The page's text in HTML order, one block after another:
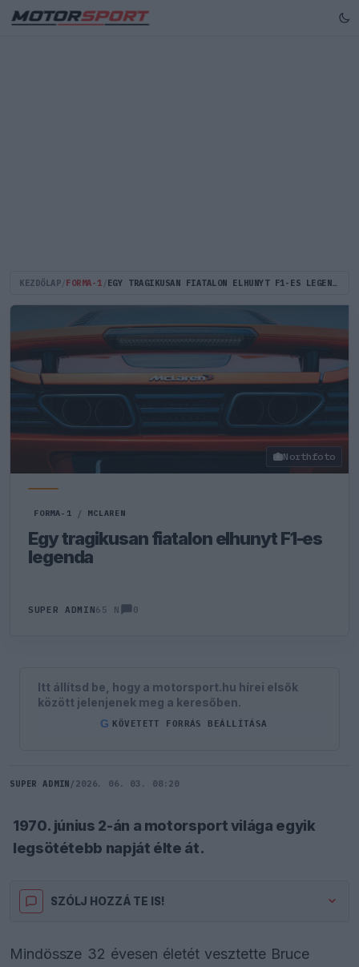
KEZDŐLAP FORMA-1 EGY TRAGIKUSAN FIATALON ELHUNYT F1-ES LEGENDA
Northfoto
FORMA-1 / MCLAREN
Egy tragikusan fiatalon elhunyt F1-es
legenda
SUPER ADMIN65 N 0
Itt állítsd be, hogy a motorsport.hu hírei elsők
között jelenjenek meg a keresőben.
G KÖVETETT FORRÁS BEÁLLÍTÁSA
SUPER ADMIN / 2026. 06. 03. 08:20
1970. június 2-án a motorsport világa egyik
legsötétebb napját élte át.
SZÓLJ HOZZÁ TE IS!
Mindössze 32 évesen életét vesztette Bruce